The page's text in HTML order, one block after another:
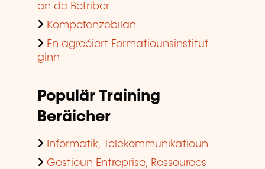
an de Betriber
Kompetenzebilan
En agreéiert Formatiounsinstitut
ginn
Populär Training
Beräicher
Informatik, Telekommunikatioun
Gestioun Entreprise, Ressources